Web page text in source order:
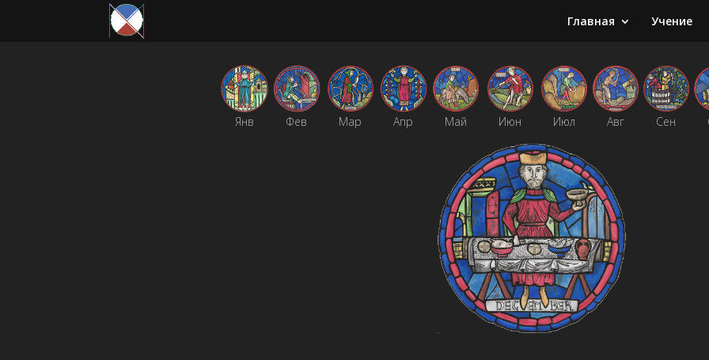
Главная Учение
Янв Фев Мар Апр Май Июн Июл Авг Сен